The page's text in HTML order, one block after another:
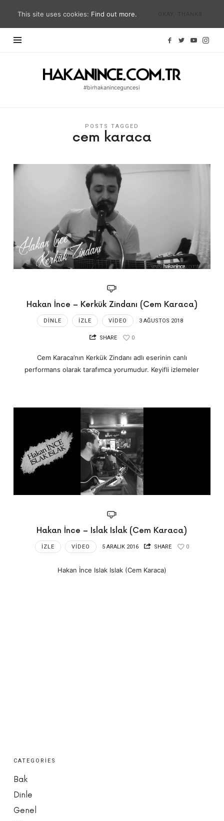
Hakan
#birhakaninceguncesi
#birhakaninceguncesi
POSTS TAGGED
cem karaca
Hakan İnce – Kerkük Zindanı (Cem Karaca)
DINLE İZLE VIDEO 3 AĞUSTOS 2018
SHARE 0
Cem Karaca’nın Kerkük Zindanı adlı eserinin canlı
performans olarak tarafımca yorumudur. Keyifli izlemeler
Hakan İnce – Islak Islak (Cem Karaca)
İZLE VIDEO 5 ARALIK 2016 SHARE 0
Hakan İnce Islak Islak (Cem Karaca)
CATEGORIES
Bak
Dinle
Genel
This site uses cookies: Find out more.